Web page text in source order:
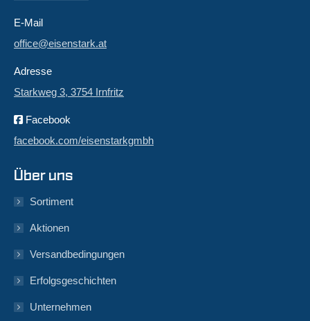
E-Mail
office@eisenstark.at
Adresse
Starkweg 3, 3754 Irnfritz
Facebook
facebook.com/eisenstarkgmbh
Über uns
Sortiment
Aktionen
Versandbedingungen
Erfolgsgeschichten
Unternehmen